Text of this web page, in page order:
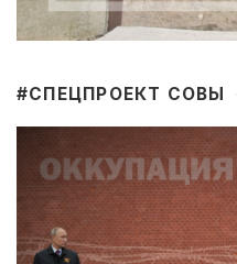
#CПЕЦПРОЕКТ СОВЫ